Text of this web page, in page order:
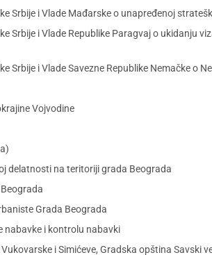
Srbije i Vlade Mađarske o unapređenoj
Srbije i Vlade Republike Paragvaj o ukidanju
i Vlade Savezne Republike Nemačke o
Vojvodine
delatnosti na teritoriji grada Beograda
Grada Beograda
nabavke i kontrolu nabavki
i Simićeve, Gradska opština Savski